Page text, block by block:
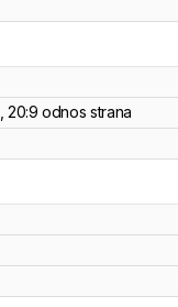
, 20:9 odnos strana